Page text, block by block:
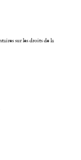
sur les droits de la